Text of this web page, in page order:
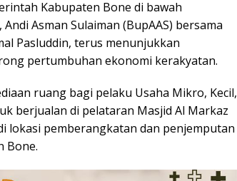
Kabupaten Bone di bawah
Asman Sulaiman (BupAAS) bersama
Pasluddin, terus menunjukkan
pertumbuhan ekonomi kerakyatan.
ruang bagi pelaku Usaha Mikro, Kecil,
berjualan di pelataran Masjid Al Markaz
lokasi pemberangkatan dan penjemputan
Bone.